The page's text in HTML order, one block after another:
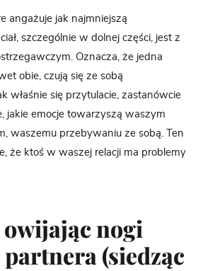
angażuje jak najmniejszą
szczególnie w dolnej części, jest z
Oznacza, że jedna
obie, czują się ze sobą
właśnie się przytulacie, zastanówcie
jakie emocje towarzyszą waszym
waszemu przebywaniu ze sobą. Ten
że ktoś w waszej relacji ma problemy
nogi
(siedząc